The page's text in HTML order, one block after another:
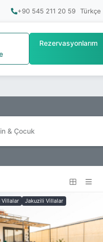
+90 545 211 20 59
Rezervasyonlarım
& Çocuk
Villalar Jakuzili Villalar